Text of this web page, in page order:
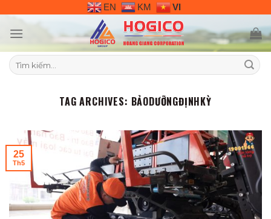
content
EN KM VI
Tìm
kiếm:
TAG ARCHIVES: BẢODƯỠNGĐỊNHKỲ
25
Th5